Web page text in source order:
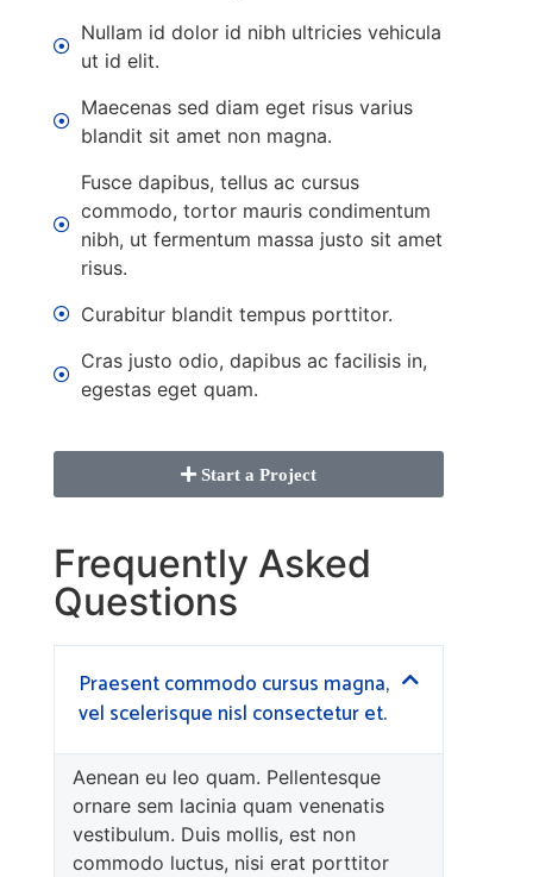
Nullam id dolor id nibh ultricies vehicula
ut id elit.
Maecenas sed diam eget risus varius
blandit sit amet non magna.
Fusce dapibus, tellus ac cursus
commodo, tortor mauris condimentum
nibh, ut fermentum massa justo sit amet
risus.
Curabitur blandit tempus porttitor.
Cras justo odio, dapibus ac facilisis in,
egestas eget quam.
Start a Project
Frequently Asked
Questions
Praesent commodo cursus magna,
vel scelerisque nisl consectetur et.
Aenean eu leo quam. Pellentesque
ornare sem lacinia quam venenatis
vestibulum. Duis mollis, est non
commodo luctus, nisi erat porttitor